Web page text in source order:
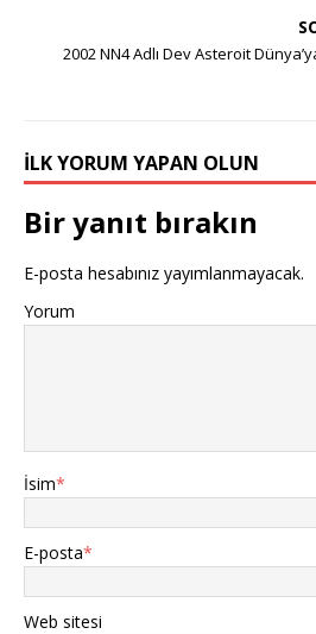
2002 NN4 Adlı Dev Asteroit
İLK YORUM YAPAN OLUN
Bir yanıt bırakın
E-posta hesabınız yayımlanmayacak.
Yorum
İsim*
E-posta*
Web sitesi